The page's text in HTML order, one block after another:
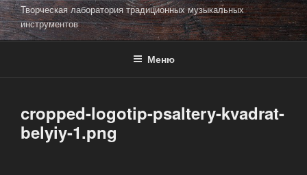
Творческая лаборатория традиционных музыкальных
инструментов
Меню
cropped-logotip-psaltery-kvadrat-
belyiy-1.png